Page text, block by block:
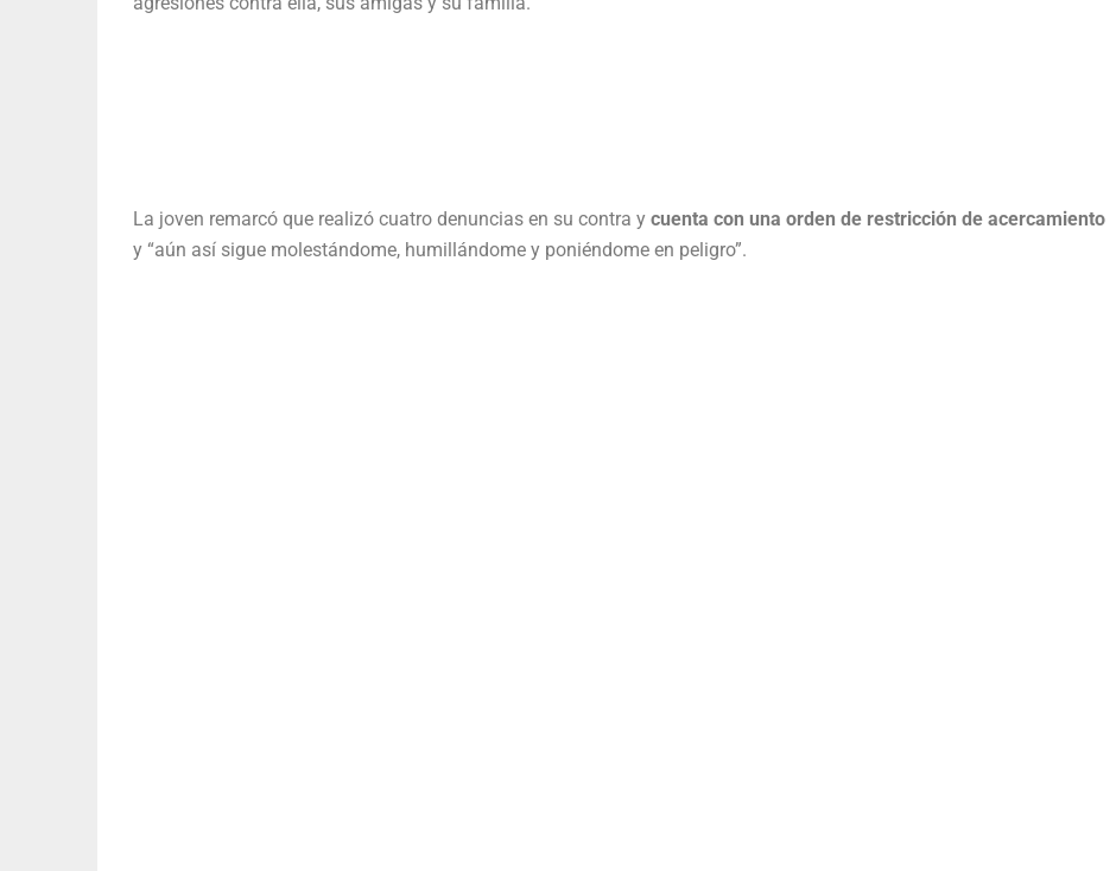
La joven remarcó que realizó cuatro denuncias en su contra y cuenta con una orden de restricción de acercamiento
y “aún así sigue molestándome, humillándome y poniéndome en peligro”.